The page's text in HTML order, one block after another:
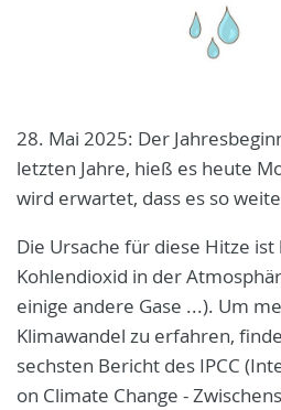
28. Mai 2025: Der
letzten Jahre, hieß es heute
wird erwartet, dass es so
Die Ursache für diese Hitze
Kohlendioxid in der
einige andere Gase ...). Um
Klimawandel zu erfahren,
sechsten Bericht des IPCC
on Climate Change -